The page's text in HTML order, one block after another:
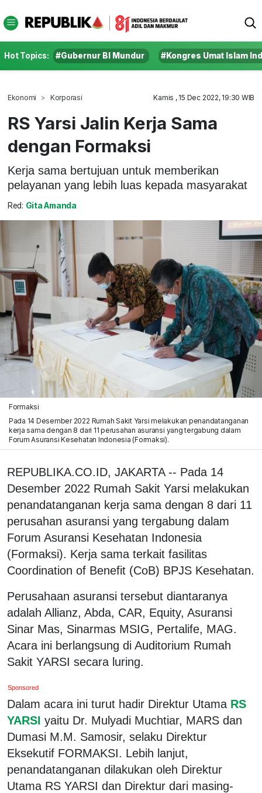
Hot Topics: #Gubernur BI Mundur #Kongres Umat Islam
Ekonomi Korporasi Kamis , 15 Dec 2022, 19:30 WIB
RS Yarsi Jalin Kerja Sama
dengan Formaksi
Kerja sama bertujuan untuk memberikan
pelayanan yang lebih luas kepada masyarakat
Red: Gita Amanda
Formaksi
Pada 14 Desember 2022 Rumah Sakit Yarsi melakukan penandatanganan
kerja sama dengan 8 dari 11 perusahan asuransi yang tergabung dalam
Forum Asuransi Kesehatan Indonesia (Formaksi).
REPUBLIKA.CO.ID, JAKARTA -- Pada 14
Desember 2022 Rumah Sakit Yarsi melakukan
penandatanganan kerja sama dengan 8 dari 11
perusahan asuransi yang tergabung dalam
Forum Asuransi Kesehatan Indonesia
(Formaksi). Kerja sama terkait fasilitas
Coordination of Benefit (CoB) BPJS Kesehatan.
Perusahaan asuransi tersebut diantaranya
adalah Allianz, Abda, CAR, Equity, Asuransi
Sinar Mas, Sinarmas MSIG, Pertalife, MAG.
Acara ini berlangsung di Auditorium Rumah
Sakit YARSI secara luring.
Sponsored
Dalam acara ini turut hadir Direktur Utama RS
YARSI yaitu Dr. Mulyadi Muchtiar, MARS dan
Dumasi M.M. Samosir, selaku Direktur
Eksekutif FORMAKSI. Lebih lanjut,
penandatanganan dilakukan oleh Direktur
Utama RS YARSI dan Direktur dari masing-